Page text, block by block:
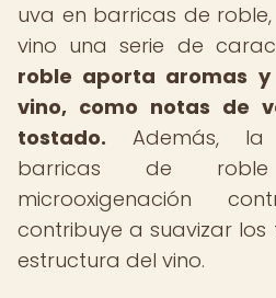
uva en barricas de
vino una serie de
roble aporta aromas
vino, como notas de
tostado. Además, la
barricas de
microoxigenación
contribuye a suavizar
estructura del vino.